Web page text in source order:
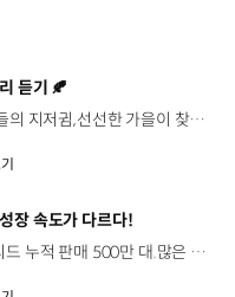
듣기 🍂
살랑이는 억새와 새들의 지저귐,선선한 가을이 찾아오는 소리. 더 기아 타스만과 함께 계절을 만나보세요. 🎧 *본 영상은 AI를 활용해 제작했습니다. #기아 #더기아타스만 #타스만 #가을 #입추 #Tasman #ASMR
장 속도가 다르다!
현대자동차 하이브리드 누적 판매 500만 대.많은 운전자들이 선택한 이유는 무엇일까요? 현대진행형 팟캐스트 EP.21에서 확인하세요.📻 #현대자동차그룹 #현대진행형 #모빌리티팟캐스트 #하이브리드 #연료 #미래모빌리티 #모빌리티